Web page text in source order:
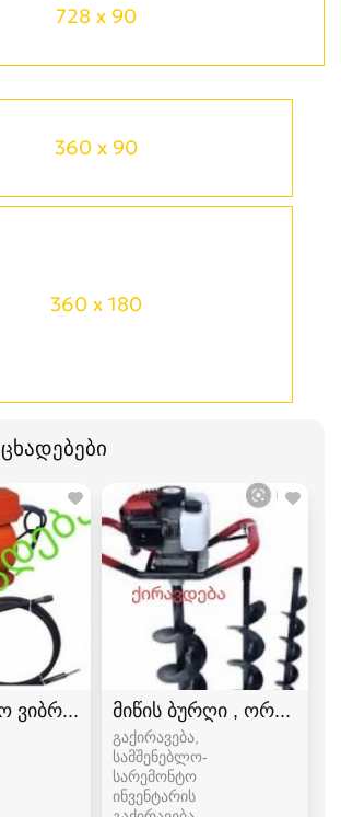
360 x 90
360 x 180
ვიბრატორი კოლონის ვიბრატორი
მიწის ბურღი , ორმოს
გაქირავება,
სამშენებლო-
სარემონტო
ინვენტარის
728 x 90